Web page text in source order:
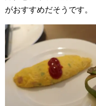
がおすすめだそうです。